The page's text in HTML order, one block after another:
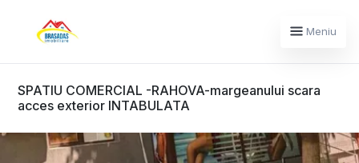
Meniu
SPATIU COMERCIAL -RAHOVA-margeanului scara
acces exterior INTABULATA